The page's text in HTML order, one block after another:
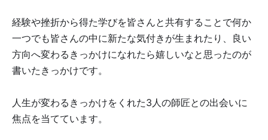
経験や挫折から得た学びを皆さんと共有することで何か
一つでも皆さんの中に新たな気付きが生まれたり、良い
方向へ変わるきっかけになれたら嬉しいなと思ったのが
書いたきっかけです。
人生が変わるきっかけをくれた3人の師匠との出会いに
焦点を当てています。